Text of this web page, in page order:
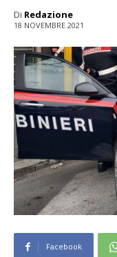
Di Redazione
18 NOVEMBRE 2021
Facebook